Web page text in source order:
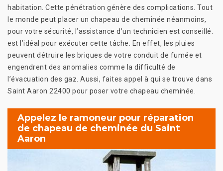
habitation. Cette pénétration génère des complications. Tout
le monde peut placer un chapeau de cheminée néanmoins,
pour votre sécurité, l’assistance d’un technicien est conseillé.
est l’idéal pour exécuter cette tâche. En effet, les pluies
peuvent détruire les briques de votre conduit de fumée et
engendrent des anomalies comme la difficulté de
l’évacuation des gaz. Aussi, faites appel à qui se trouve dans
Saint Aaron 22400 pour poser votre chapeau cheminée.
Appelez le ramoneur pour réparation
de chapeau de cheminée du Saint
Aaron